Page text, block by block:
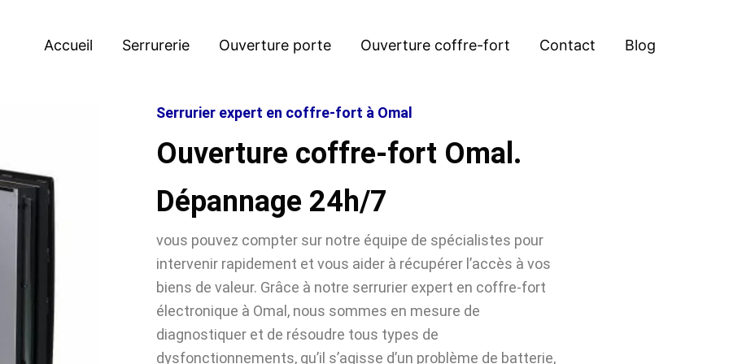
Accueil Serrurerie Ouverture porte Ouverture coffre-fort Contact Blog
Serrurier expert en coffre-fort à Omal
Ouverture coffre-fort Omal.
Dépannage 24h/7
vous pouvez compter sur notre équipe de spécialistes pour
intervenir rapidement et vous aider à récupérer l’accès à vos
biens de valeur. Grâce à notre serrurier expert en coffre-fort
électronique à Omal, nous sommes en mesure de
diagnostiquer et de résoudre tous types de
dysfonctionnements, qu’il s’agisse d’un problème de batterie,